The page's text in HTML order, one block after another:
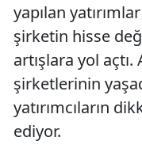
yapılan
şirketin hisse
artışlara yol açtı.
şirketlerinin
yatırımcıların
ediyor.